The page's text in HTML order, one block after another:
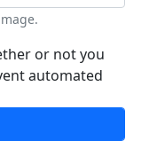
or not you
automated